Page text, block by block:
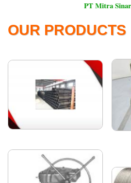
PT Mitra Sinar
OUR PRODUCTS